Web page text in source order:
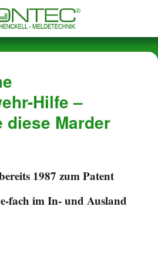
von
Hilfe –
diese Marder
1987 zum Patent
fach im In- und Ausland